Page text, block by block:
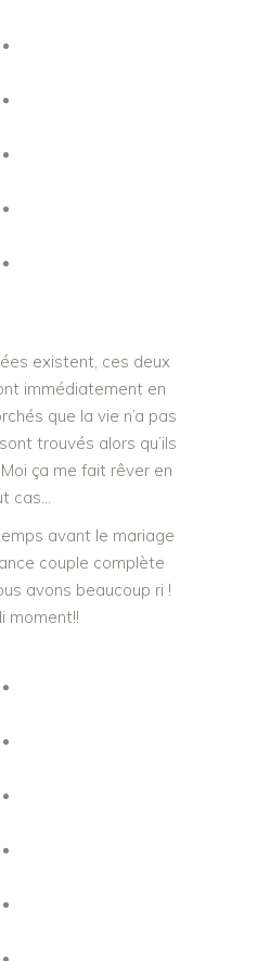
existent, ces deux
immédiatement en
que la vie n’a pas
trouvés alors qu’ils
ça me fait rêver en
cas…
avant le mariage
couple complète
avons beaucoup ri !
moment!!